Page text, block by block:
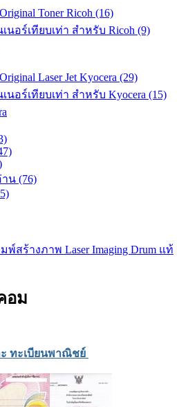
Toner Ricoh (16)
อร์เทียบเท่า สำหรับ Ricoh (9)
Laser Jet Kyocera (29)
อร์เทียบเท่า สำหรับ Kyocera (15)
น (76)
พ์สร้างภาพ Laser Imaging Drum แท้
อม
ทะเบียนพาณิชย์